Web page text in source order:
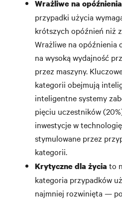
Wrażliwe na
przypadki użycia
krótszych opóźnień niż
Wrażliwe na opóźnienia
na wysoką wydajność
przez maszyny.
kategorii obejmują
inteligentne systemy
pięciu uczestników
inwestycje w
stymulowane przez
kategorii.
Krytyczne dla życia to
kategoria przypadków
najmniej rozwinięta —